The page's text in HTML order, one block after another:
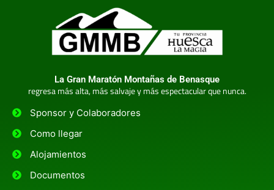
La Gran Maratón Montañas de Benasque
regresa más alta, más salvaje y más espectacular que nunca.
Sponsor y Colaboradores
Como llegar
Alojamientos
Documentos